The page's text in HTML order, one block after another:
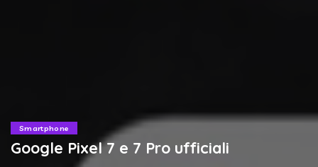
Smartphone
Google Pixel 7 e 7 Pro ufficiali